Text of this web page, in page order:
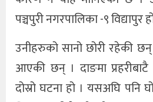
पञ्चपुरी नगरपालिका -९ विद्यापुर
उनीहरुको सानो छोरी रहेकी छन्
आएकी छन् । दाङमा प्रहरीबाटै
दोस्रो घटना हो । यसअघि पनि